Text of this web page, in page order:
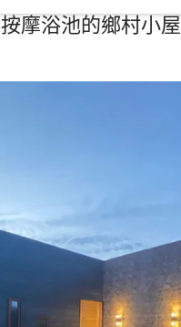
摩浴池的鄉村小屋